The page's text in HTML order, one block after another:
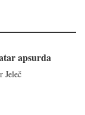
apsurda
Jeleč